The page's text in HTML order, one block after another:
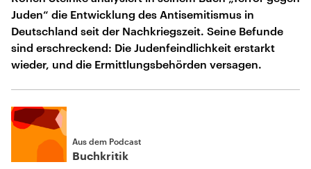
Juden“ die Entwicklung des Antisemitismus in
Deutschland seit der Nachkriegszeit. Seine Befunde
sind erschreckend: Die Judenfeindlichkeit erstarkt
wieder, und die Ermittlungsbehörden versagen.
Aus dem Podcast
Buchkritik